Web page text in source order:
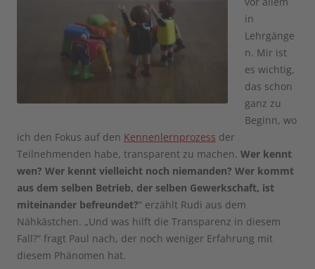
in
Lehrgänge
n. Mir ist
es wichtig,
das schon
ganz zu
Beginn, wo
ich den Fokus auf den Kennenlernprozess der
Teilnehmenden habe, transparent zu machen. Wer kennt
wen? Wer kennt vielleicht noch niemanden? Wer kommt
aus dem selben Betrieb, der selben Gewerkschaft, ist
miteinander befreundet?“ erzählt Rudi aus dem
Nähkästchen. „Und was hilft die Transparenz in diesem
Fall?“ fragt Paul nach, der noch weniger Erfahrung mit
diesem Phänomen hat.